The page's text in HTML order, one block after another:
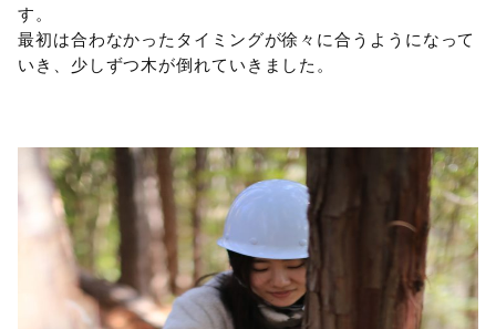
す。
最初は合わなかったタイミングが徐々に合うようになって
いき、少しずつ木が倒れていきました。